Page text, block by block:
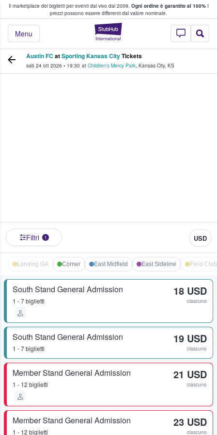
Il marketplace dei biglietti per eventi dal vivo dal 2009. Ogni ordine è garantito al 100%I
prezzi possono essere differenti dal valore nominale.
StubHub - Dove
Menu
fan comprano e vendono biglietti
Austin FC atSporting Kansas CityTickets
sab 24 ott 2026 • 19:30 at Children's Mercy Park, Kansas City, KS
Filtri 1 USD
Landing GA Corner East Midfield East Sideline Field Club
South Stand General Admission
1 - 7 biglietti
18 USD
ciascuno
South Stand General Admission
1 - 7 biglietti
19 USD
ciascuno
Member Stand General Admission
1 - 12 biglietti
21 USD
ciascuno
Member Stand General Admission
1 - 12 biglietti
23 USD
ciascuno